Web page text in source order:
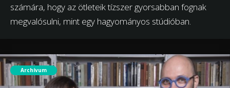
számára, hogy az ötleteik tízszer gyorsabban fognak
megvalósulni, mint egy hagyományos stúdióban.
Archívum